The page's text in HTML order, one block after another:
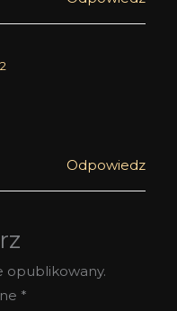
Odpowiedz
opublikowany.
*